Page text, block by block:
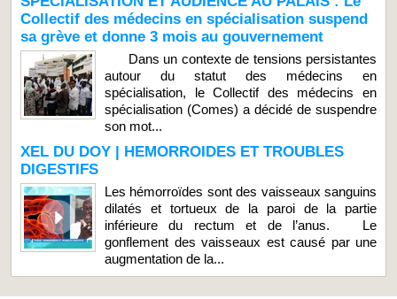
Collectif des médecins en spécialisation suspend
sa grève et donne 3 mois au gouvernement
Dans un contexte de tensions persistantes
autour du statut des médecins en
spécialisation, le Collectif des médecins en
spécialisation (Comes) a décidé de suspendre
son mot...
XEL DU DOY | HEMORROIDES ET TROUBLES
DIGESTIFS
Les hémorroïdes sont des vaisseaux sanguins
dilatés et tortueux de la paroi de la partie
inférieure du rectum et de l’anus. Le
gonflement des vaisseaux est causé par une
augmentation de la...